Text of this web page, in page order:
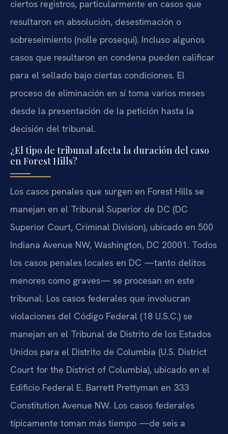
ciertos registros, particularmente en casos que
resultaron en absolución, desestimación o
sobreseimiento (nolle prosequi). Incluso algunos
casos que resultaron en condena pueden calificar
para el sellado bajo ciertas condiciones. El
proceso de eliminación en sí toma varios meses
desde la presentación de la petición hasta la
decisión del tribunal.
¿El tipo de tribunal afecta la duración del caso
en Forest Hills?
Los casos penales que surgen en Forest Hills se
manejan en el Tribunal Superior de DC (DC
Superior Court, Criminal Division), ubicado en 500
Indiana Avenue NW, Washington, DC 20001. Todos
los casos penales locales en DC —tanto delitos
menores como graves— se procesan en este
tribunal. Los casos federales que involucran
violaciones del Código Federal (18 U.S.C.) se
manejan en el Tribunal de Distrito de los Estados
Unidos para el Distrito de Columbia (U.S. District
Court for the District of Columbia), ubicado en el
Edificio Federal E. Barrett Prettyman en 333
Constitution Avenue NW. Los casos federales
típicamente toman más tiempo —de seis a